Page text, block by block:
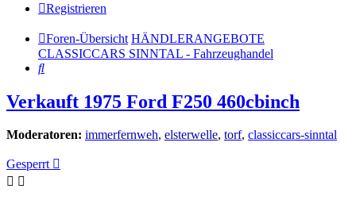
Registrieren
Foren-Übersicht HÄNDLERANGEBOTE
CLASSICCARS SINNTAL - Fahrzeughandel
Suche
Verkauft 1975 Ford F250 460cbinch
Moderatoren: immerfernweh, elsterwelle, torf, classiccars-sinntal
Gesperrt